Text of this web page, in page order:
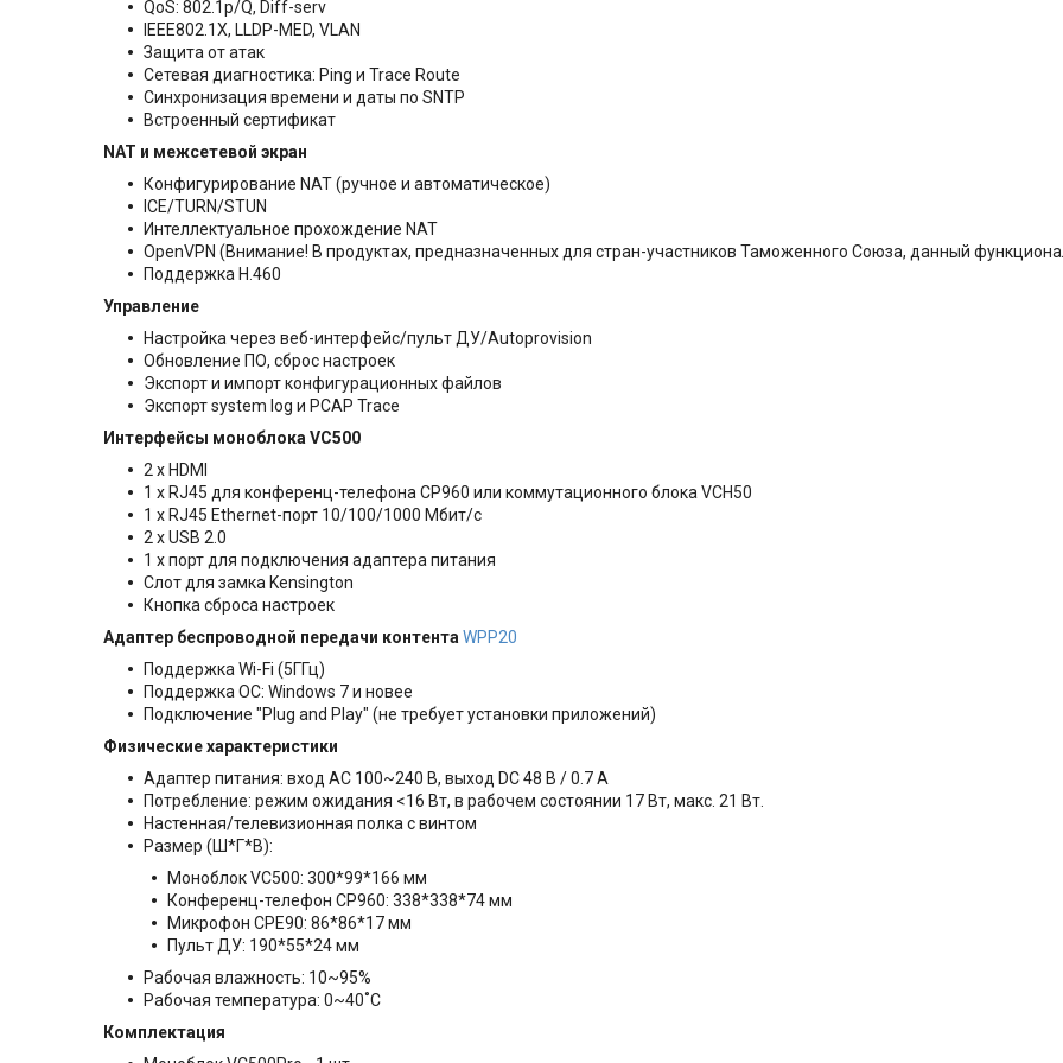
QoS: 802.1p/Q, Diff-serv
IEEE802.1X, LLDP-MED, VLAN
Защита от атак
Сетевая диагностика: Ping и Trace Route
Синхронизация времени и даты по SNTP
Встроенный сертификат
NAT и межсетевой экран
Конфигурирование NAT (ручное и автоматическое)
ICE/TURN/STUN
Интеллектуальное прохождение NAT
OpenVPN (Внимание! В продуктах, предназначенных для стран-участников Таможенного Союза, данный
Поддержка H.460
Управление
Настройка через веб-интерфейс/пульт ДУ/Autoprovision
Обновление ПО, сброс настроек
Экспорт и импорт конфигурационных файлов
Экспорт system log и PCAP Trace
Интерфейсы моноблока VC500
2 x HDMI
1 x RJ45 для конференц-телефона CP960 или коммутационного блока VCH50
1 x RJ45 Ethernet-порт 10/100/1000 Мбит/с
2 x USB 2.0
1 x порт для подключения адаптера питания
Cлот для замка Kensington
Кнопка сброса настроек
Адаптер беспроводной передачи контентаWPP20
Поддержка Wi-Fi (5ГГц)
Поддержка ОС: Windows 7 и новее
Подключение "Plug and Play" (не требует установки приложений)
Физические характеристики
Адаптер питания: вход AC 100~240 В, выход DC 48 В / 0.7 А
Потребление: режим ожидания <16 Вт, в рабочем состоянии 17 Вт, макс. 21 Вт.
Настенная/телевизионная полка с винтом
Размер (Ш*Г*В):
Моноблок VC500: 300*99*166 мм
Конференц-телефон CP960: 338*338*74 мм
Микрофон CPE90: 86*86*17 мм
Пульт ДУ: 190*55*24 мм
Рабочая влажность: 10~95%
Рабочая температура: 0~40˚C
Комплектация